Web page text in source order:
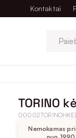
Kontaktai
TORINO
Nemokamas